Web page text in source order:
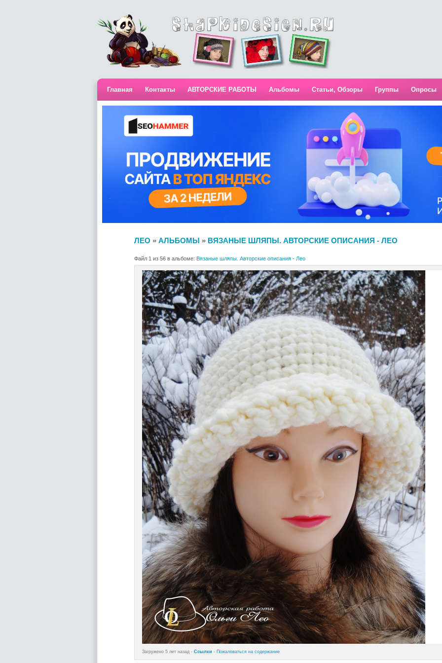
Главная Контакты АВТОРСКИЕ РАБОТЫ Альбомы Статьи, Обзоры Группы Опросы
ЛЕО » АЛЬБОМЫ » ВЯЗАНЫЕ ШЛЯПЫ. АВТОРСКИЕ ОПИСАНИЯ - ЛЕО
Файл 1 из 56 в альбоме: Вязаные шляпы. Авторские описания - Лео
Загружено 5 лет назад - Ссылки - Пожаловаться на содержание